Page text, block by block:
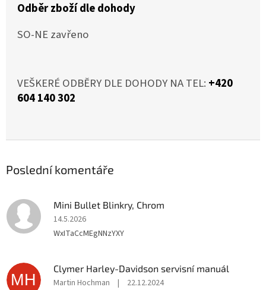
Odběr zboží dle dohody
SO-NE zavřeno
VEŠKERÉ ODBĚRY DLE DOHODY NA TEL: +420
604 140 302
Poslední komentáře
Mini Bullet Blinkry, Chrom
14.5.2026
WxITaCcMEgNNzYXY
MH
Clymer Harley-Davidson servisní manuál
Martin Hochman |
22.12.2024